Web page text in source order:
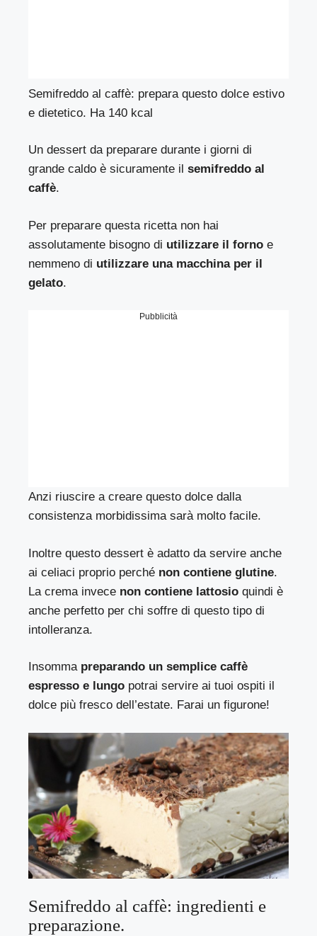
Semifreddo al caffè: prepara questo dolce estivo
e dietetico. Ha 140 kcal
Un dessert da preparare durante i giorni di
grande caldo è sicuramente ilsemifreddo al
caffè.
Per preparare questa ricetta non hai
assolutamente bisogno di utilizzare il forno e
nemmeno di utilizzare una macchina per il
gelato.
Pubblicità
Anzi riuscire a creare questo dolce dalla
consistenza morbidissima sarà molto facile.
Inoltre questo dessert è adatto da servire anche
ai celiaci proprio perché non contiene glutine.
La crema invece non contiene lattosio quindi è
anche perfetto per chi soffre di questo tipo di
intolleranza.
Insomma preparando un semplice caffè
espresso e lungo potrai servire ai tuoi ospiti il
dolce più fresco dell’estate. Farai un figurone!
Semifreddo al caffè: ingredienti e
preparazione.